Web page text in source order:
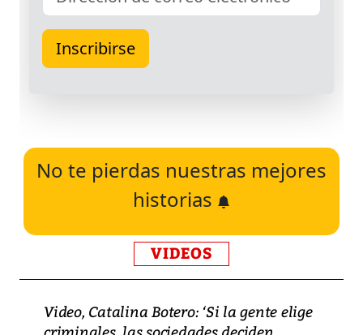
No te pierdas nuestras mejores
historias
VIDEOS
Video, Catalina Botero: ‘Si la gente elige